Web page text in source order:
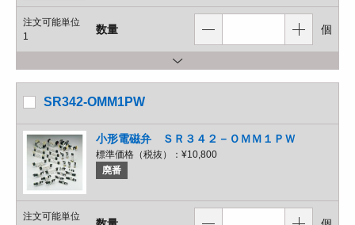
注文可能単位
1
数量 個
SR342-OMM1PW
小形電磁弁 ＳＲ３４２－ＯＭＭ１ＰＷ
標準価格（税抜）： ¥10,800
廃番
注文可能単位